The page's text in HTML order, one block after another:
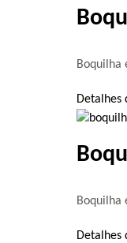
Boquilha
Detalhes
Boquilha
Detalhes